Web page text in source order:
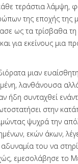
τεράστια λάμψη,
της εποχής της
ως τα τρίσβαθα τη
για εκείνους μια
μιαν
λανθάνουσα
ήδη συνταχθεί
στην
ψυχρά την
εκών άκων,
του να
εμεσολάβησε το